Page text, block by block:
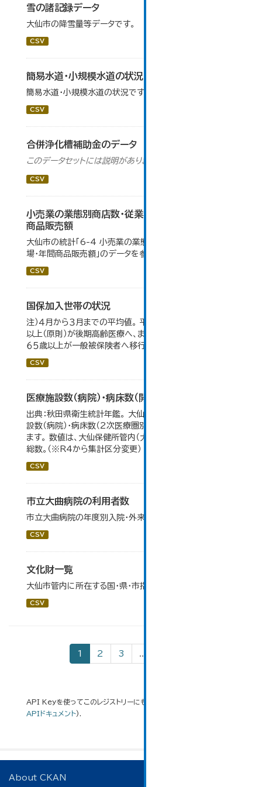
雪の諸記録データ
大仙市の降雪量等データです。
CSV
簡易水道・小規模水道の状況
簡易水道・小規模水道の状況です。
CSV
合併浄化槽補助金のデータ
このデータセットには説明がありません
CSV
小売業の業態別商店数・従業者数・売場面積・年間
商品販売額
大仙市の統計「6-4 小売業の業態別商店数・従業者数・売
場・年間商品販売額」のデータを参照しています。
CSV
国保加入世帯の状況
注）４月から３月までの平均値。 平成２０年４月から、７５歳
以上（原則）が後期高齢医療へ、また、退職被保険者のうち
６５歳以上が一般被保険者へ移行。
CSV
医療施設数（病院）・病床数（開設主体・保健所別）
出典：秋田県衛生統計年鑑。 大仙市の統計「11-11 医療施
設数（病院）・病床数（2次医療圏別)」のデータを参照してい
ます。 数値は、大仙保健所管内（大仙市・仙北市・美郷町）の
総数。（※R4から集計区分変更）
CSV
市立大曲病院の利用者数
市立大曲病院の年度別入院・外来患者数です。
CSV
文化財一覧
大仙市管内に所在する国・県・市指定等文化財の一覧です。
CSV
1 2 3 ...
API Keyを使ってこのレジストリーにもアクセス可能です
APIドキュメント).
About CKAN